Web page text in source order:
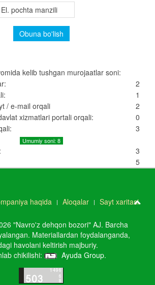
kelib tushgan murojaatlar soni:
2
1
/ e-mail orqali
2
xizmatlari portali orqali:
0
3
Umumiy soni: 8
3
5
haqida Aloqalar Sayt xaritasi
"Navro'z dehqon bozori" AJ. Barcha
Materiallardan foydalanganda,
havolani keltirish majburiy.
chikilishi:
Ayuda Group.